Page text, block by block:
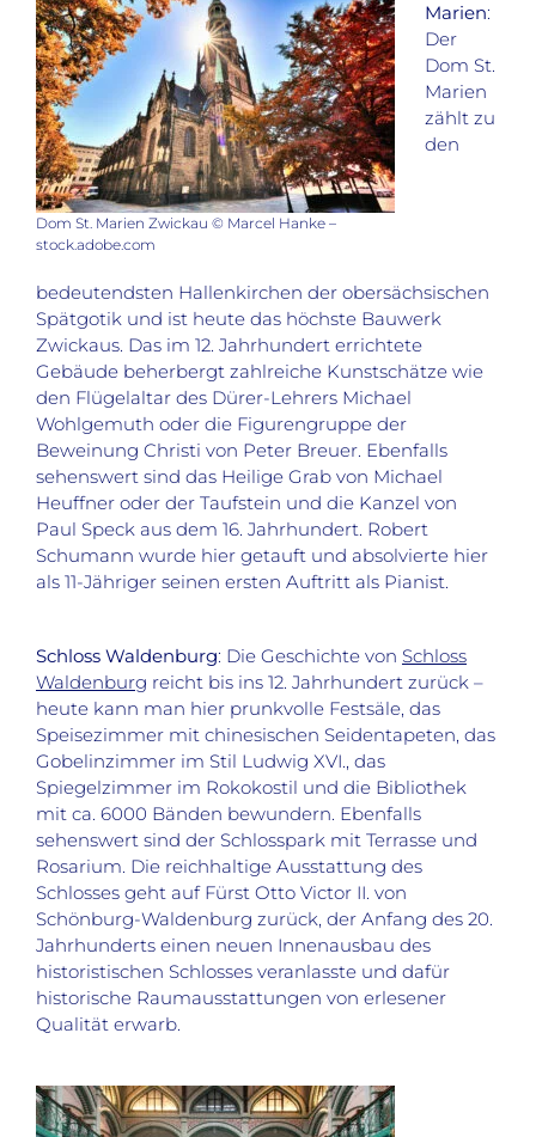
Dom St. Marien Zwickau © Marcel Hanke –
stock.adobe.com
Marien:
Der
Dom St.
Marien
zählt zu
den
bedeutendsten Hallenkirchen der obersächsischen
Spätgotik und ist heute das höchste Bauwerk
Zwickaus. Das im 12. Jahrhundert errichtete
Gebäude beherbergt zahlreiche Kunstschätze wie
den Flügelaltar des Dürer-Lehrers Michael
Wohlgemuth oder die Figurengruppe der
Beweinung Christi von Peter Breuer. Ebenfalls
sehenswert sind das Heilige Grab von Michael
Heuffner oder der Taufstein und die Kanzel von
Paul Speck aus dem 16. Jahrhundert. Robert
Schumann wurde hier getauft und absolvierte hier
als 11-Jähriger seinen ersten Auftritt als Pianist.
Schloss Waldenburg: Die Geschichte von Schloss
Waldenburg reicht bis ins 12. Jahrhundert zurück –
heute kann man hier prunkvolle Festsäle, das
Speisezimmer mit chinesischen Seidentapeten, das
Gobelinzimmer im Stil Ludwig XVI., das
Spiegelzimmer im Rokokostil und die Bibliothek
mit ca. 6000 Bänden bewundern. Ebenfalls
sehenswert sind der Schlosspark mit Terrasse und
Rosarium. Die reichhaltige Ausstattung des
Schlosses geht auf Fürst Otto Victor II. von
Schönburg-Waldenburg zurück, der Anfang des 20.
Jahrhunderts einen neuen Innenausbau des
historistischen Schlosses veranlasste und dafür
historische Raumausstattungen von erlesener
Qualität erwarb.